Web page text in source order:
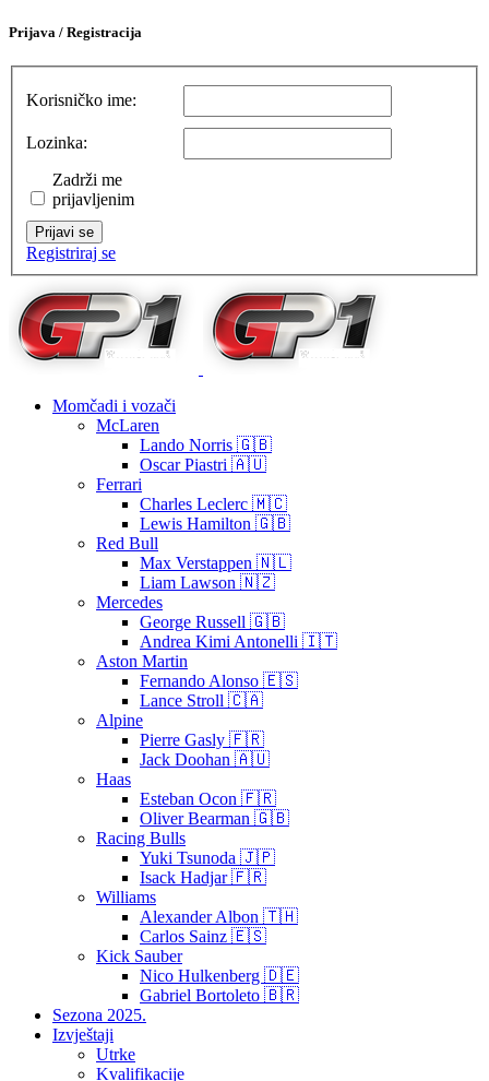
Prijava / Registracija
Korisničko ime:
Lozinka:
Zadrži me
prijavljenim
Prijavi se
Registriraj se
Momčadi i vozači
McLaren
Lando Norris 🇬🇧
Oscar Piastri 🇦🇺
Ferrari
Charles Leclerc 🇲🇨
Lewis Hamilton 🇬🇧
Red Bull
Max Verstappen 🇳🇱
Liam Lawson 🇳🇿
Mercedes
George Russell 🇬🇧
Andrea Kimi Antonelli 🇮🇹
Aston Martin
Fernando Alonso 🇪🇸
Lance Stroll 🇨🇦
Alpine
Pierre Gasly 🇫🇷
Jack Doohan 🇦🇺
Haas
Esteban Ocon 🇫🇷
Oliver Bearman 🇬🇧
Racing Bulls
Yuki Tsunoda 🇯🇵
Isack Hadjar 🇫🇷
Williams
Alexander Albon 🇹🇭
Carlos Sainz 🇪🇸
Kick Sauber
Nico Hulkenberg 🇩🇪
Gabriel Bortoleto 🇧🇷
Sezona 2025.
Izvještaji
Utrke
Kvalifikacije